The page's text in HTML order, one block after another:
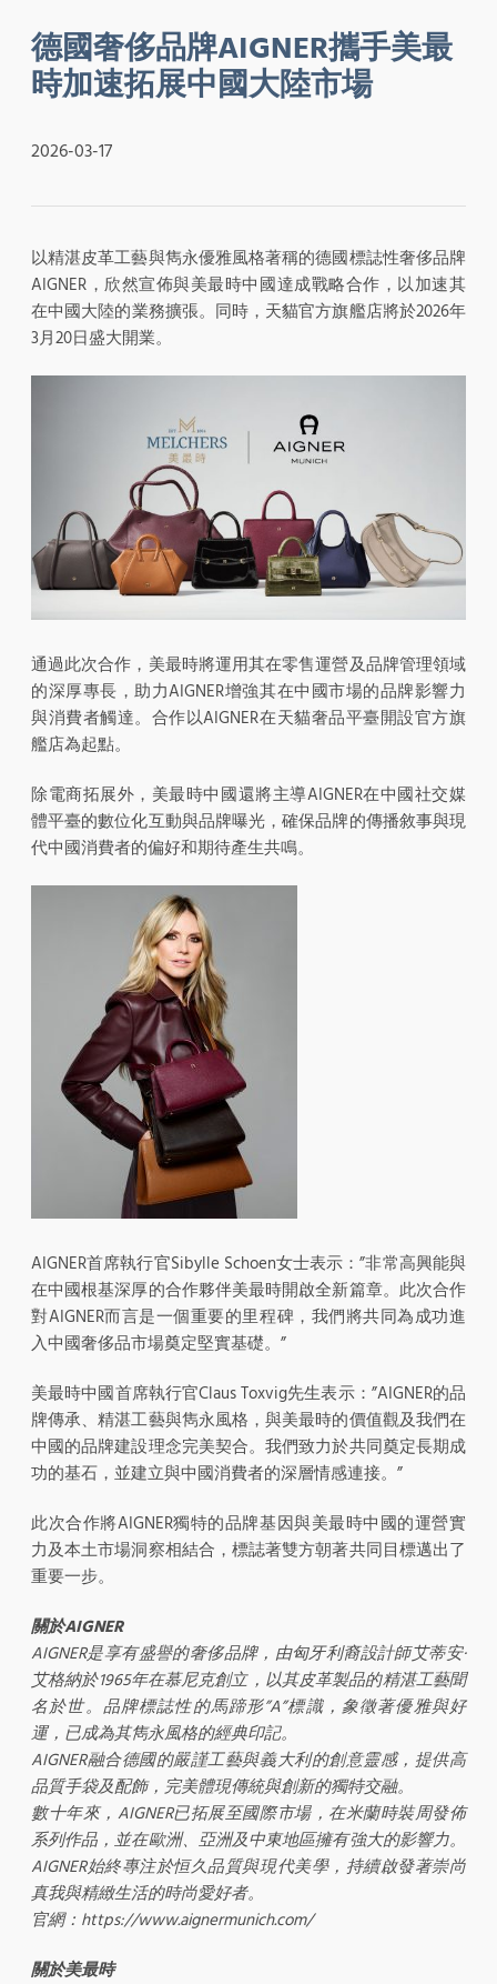
德國奢侈品牌AIGNER攜手美最
時加速拓展中國大陸市場
2026-03-17
以精湛皮革工藝與雋永優雅風格著稱的德國標誌性奢侈品牌
AIGNER，欣然宣佈與美最時中國達成戰略合作，以加速其
在中國大陸的業務擴張。同時，天貓官方旗艦店將於2026年
3月20日盛大開業。
通過此次合作，美最時將運用其在零售運營及品牌管理領域
的深厚專長，助力AIGNER增強其在中國市場的品牌影響力
與消費者觸達。合作以AIGNER在天貓奢品平臺開設官方旗
艦店為起點。
除電商拓展外，美最時中國還將主導AIGNER在中國社交媒
體平臺的數位化互動與品牌曝光，確保品牌的傳播敘事與現
代中國消費者的偏好和期待產生共鳴。
AIGNER首席執行官Sibylle Schoen女士表示：”非常高興能與
在中國根基深厚的合作夥伴美最時開啟全新篇章。此次合作
對AIGNER而言是一個重要的里程碑，我們將共同為成功進
入中國奢侈品市場奠定堅實基礎。”
美最時中國首席執行官Claus Toxvig先生表示：”AIGNER的品
牌傳承、精湛工藝與雋永風格，與美最時的價值觀及我們在
中國的品牌建設理念完美契合。我們致力於共同奠定長期成
功的基石，並建立與中國消費者的深層情感連接。”
此次合作將AIGNER獨特的品牌基因與美最時中國的運營實
力及本土市場洞察相結合，標誌著雙方朝著共同目標邁出了
重要一步。
關於AIGNER
AIGNER是享有盛譽的奢侈品牌，由匈牙利裔設計師艾蒂安·
艾格納於1965年在慕尼克創立，以其皮革製品的精湛工藝聞
名於世。品牌標誌性的馬蹄形”A”標識，象徵著優雅與好
運，已成為其雋永風格的經典印記。
AIGNER融合德國的嚴謹工藝與義大利的創意靈感，提供高
品質手袋及配飾，完美體現傳統與創新的獨特交融。
數十年來，AIGNER已拓展至國際市場，在米蘭時裝周發佈
系列作品，並在歐洲、亞洲及中東地區擁有強大的影響力。
AIGNER始終專注於恒久品質與現代美學，持續啟發著崇尚
真我與精緻生活的時尚愛好者。
官網：https://www.aignermunich.com/
關於美最時